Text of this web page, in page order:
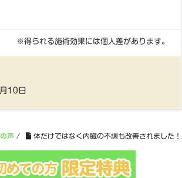
※得られる施術効果には個人差があります。
10日
声 / 体だけではなく内臓の不調も改善されました！